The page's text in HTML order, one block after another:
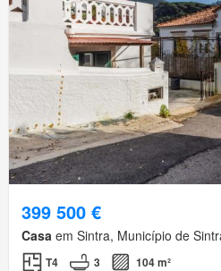
399 500 €
Casa em Sintra, Município de
T4 3 104 m²